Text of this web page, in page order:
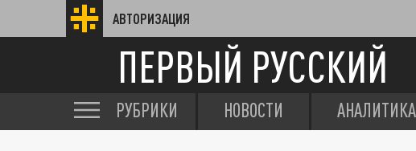
АВТОРИЗАЦИЯ
ПЕРВЫЙ РУССКИЙ
РУБРИКИ НОВОСТИ АНАЛИТИКА